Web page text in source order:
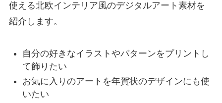
使える北欧インテリア風のデジタルアート素材を
紹介します。
自分の好きなイラストやパターンをプリントし
て飾りたい
お気に入りのアートを年賀状のデザインにも使
いたい